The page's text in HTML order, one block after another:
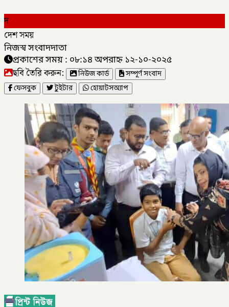
দ
দেশ সময়
নিজস্ব সংবাদদাতা
প্রকাশের সময় : ০৮:১৪ অপরাহ্ন ১২-১০-২০২৫
ছবি তৈরি করুন: নিউজ কার্ড
সম্পূর্ণ সংবাদ
ফেসবুক
টুইটার হোয়াটসঅ্যাপ